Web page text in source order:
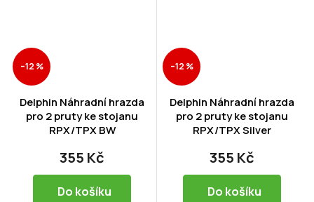
–12 %
Delphin Náhradní hrazda
pro 2 pruty ke stojanu
RPX/TPX BW
355 Kč
Do košíku
–12 %
Delphin Náhradní hrazda
pro 2 pruty ke stojanu
RPX/TPX Silver
355 Kč
Do košíku